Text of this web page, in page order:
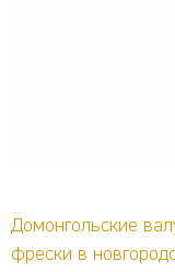
Домонгольские
фрески в